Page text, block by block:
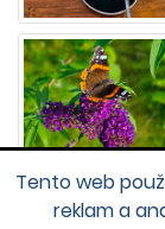
Tento web
reklam a